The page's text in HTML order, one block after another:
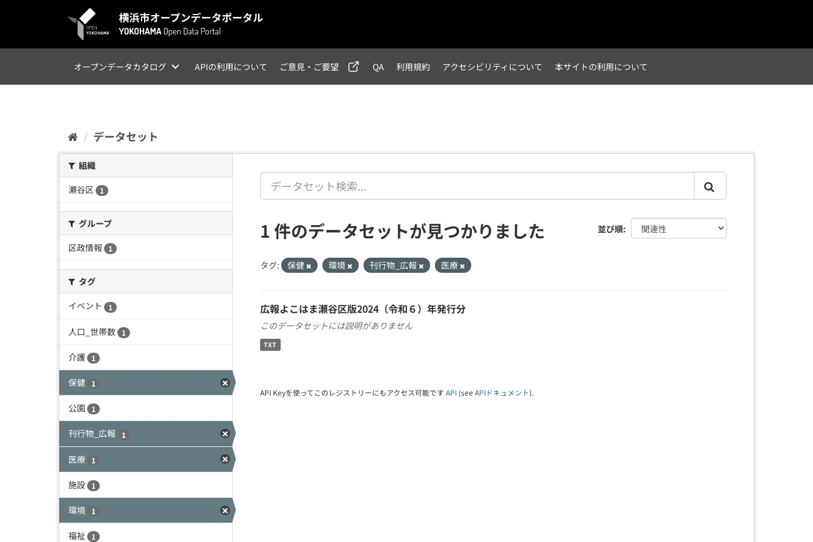
オープンデータカタログ APIの利用について ご意見・ご要望 QA 利用規約 アクセシビリティについて 本サイトの利用について
データセット
組織
瀬谷区
1
グループ
区政情報
1
タグ
イベント
1
人口_世帯数 1
介護 1
保健 1
公園 1
刊行物_広報 1
医療 1
施設 1
環境 1
福祉 1
並び順
1 件のデータセットが見つかりました
タグ: 保健 環境 刊行物_広報 医療
広報よこはま瀬谷区版2024（令和６）年発行分
このデータセットには説明がありません
TXT
API Keyを使ってこのレジストリーにもアクセス可能です API (see APIドキュメント).